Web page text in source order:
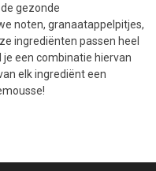
gezonde
noten, granaatappelpitjes,
ingrediënten passen heel
je een combinatie hiervan
elk ingrediënt een